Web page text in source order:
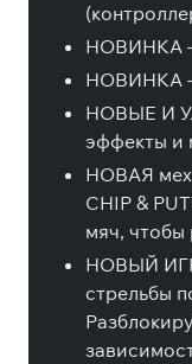
НОВИНКА
НОВИНКА
НОВЫЕ И
эффекты и
НОВАЯ
CHIP &
мяч, чтобы
НОВЫЙ
стрельбы